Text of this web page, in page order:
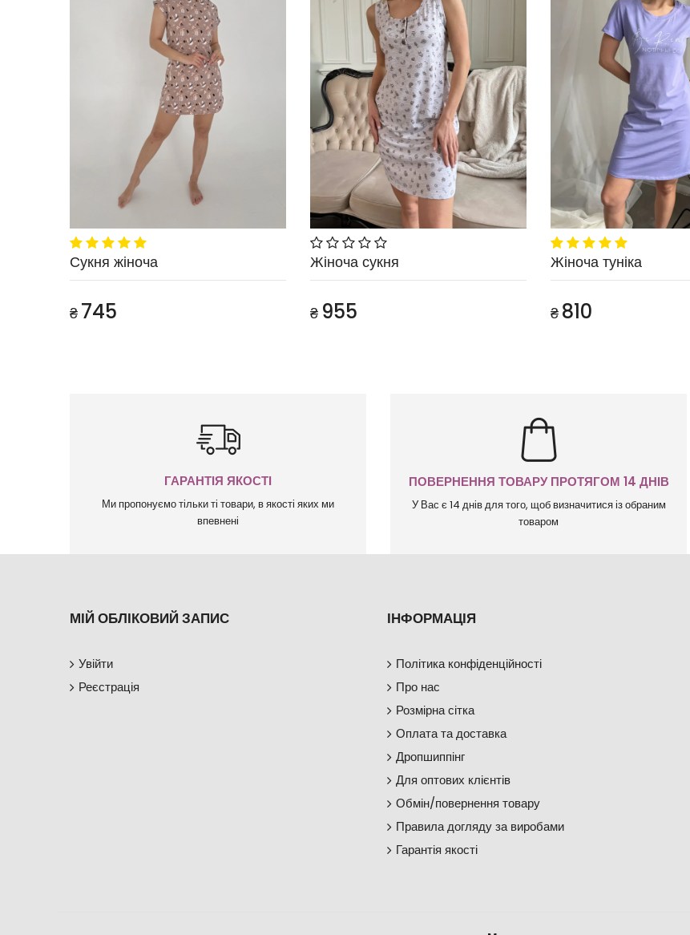
Сукня жіноча
₴ 745
Жіноча сукня
₴ 955
Жіноча туніка
₴ 810
ГАРАНТІЯ ЯКОСТІ
Ми пропонуємо тільки ті товари, в якості яких ми
впевнені
ПОВЕРНЕННЯ ТОВАРУ ПРОТЯГОМ 14 ДНІВ
У Вас є 14 днів для того, щоб визначитися із обраним
товаром
МІЙ ОБЛІКОВИЙ ЗАПИС
Увійти
Реєстрація
ІНФОРМАЦІЯ
Політика конфіденційності
Про нас
Розмірна сітка
Оплата та доставка
Дропшиппінг
Для оптових клієнтів
Обмін/повернення товару
Правила догляду за виробами
Гарантія якості